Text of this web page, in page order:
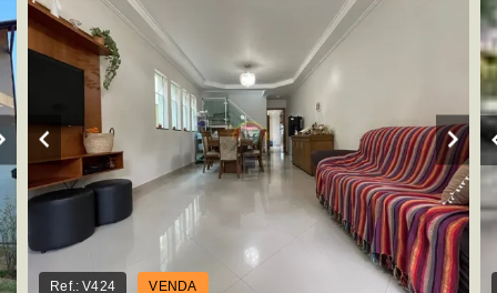
Ref.:V424 VENDA